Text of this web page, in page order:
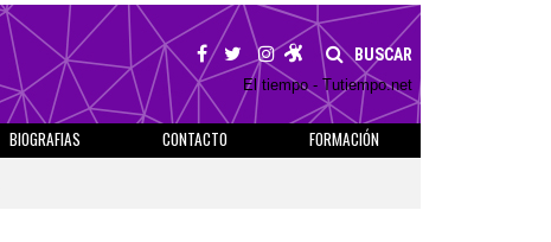
BUSCAR
El tiempo - Tutiempo.net
BIOGRAFIAS CONTACTO
FORMACIÓN